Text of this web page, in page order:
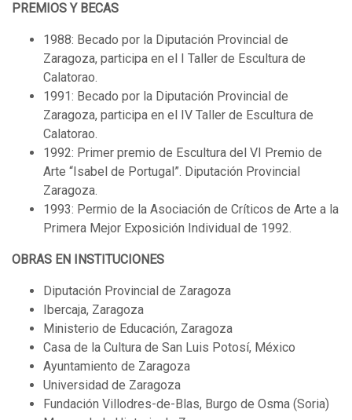
PREMIOS Y BECAS
1988: Becado por la Diputación Provincial de
Zaragoza, participa en el I Taller de Escultura de
Calatorao.
1991: Becado por la Diputación Provincial de
Zaragoza, participa en el IV Taller de Escultura de
Calatorao.
1992: Primer premio de Escultura del VI Premio de
Arte “Isabel de Portugal”. Diputación Provincial
Zaragoza.
1993: Permio de la Asociación de Críticos de Arte a la
Primera Mejor Exposición Individual de 1992.
OBRAS EN INSTITUCIONES
Diputación Provincial de Zaragoza
Ibercaja, Zaragoza
Ministerio de Educación, Zaragoza
Casa de la Cultura de San Luis Potosí, México
Ayuntamiento de Zaragoza
Universidad de Zaragoza
Fundación Villodres-de-Blas, Burgo de Osma (Soria)